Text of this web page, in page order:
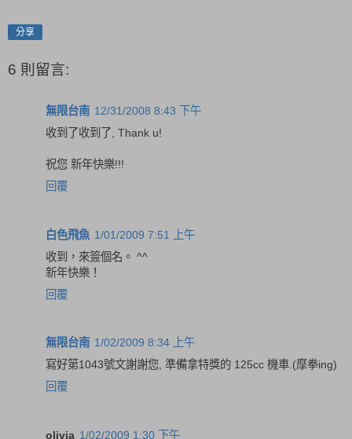
分享
6 則留言:
無限台南 12/31/2008 8:43 下午
收到了收到了, Thank u!
祝您 新年快樂!!!
回覆
白色飛魚 1/01/2009 7:51 上午
收到，來簽個名。 ^^
新年快樂！
回覆
無限台南 1/02/2009 8:34 上午
寫好第1043號文謝謝您, 準備拿特獎的 125cc 機車.(摩拳ing)
回覆
olivia 1/02/2009 1:30 下午